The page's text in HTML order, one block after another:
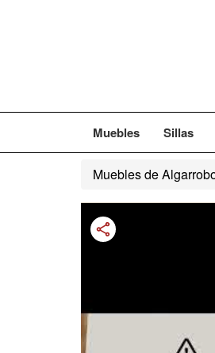
Muebles Sillas
Muebles de